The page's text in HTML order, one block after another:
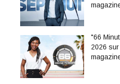
"66
2026